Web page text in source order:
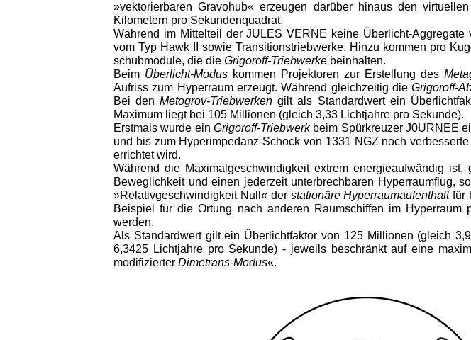
»vektorierbaren Gravohub« erzeugen darüber hinaus den
Kilometern pro Sekundenquadrat.
Während im Mittelteil der JULES VERNE keine Überlicht-
vom Typ Hawk II sowie Transitionstriebwerke. Hinzu kommen pro
schubmodule, die die Grigoroff-Triebwerke beinhalten.
Beim Überlicht-Modus kommen Projektoren zur Erstellung des
Aufriss zum Hyperraum erzeugt. Während gleichzeitig dieGrigoroff-
Bei denMetogrov-Triebwerken gilt als Standardwert ein
Maximum liegt bei 105 Millionen (gleich 3,33 Lichtjahre pro Sekunde).
Erstmals wurde einGrigoroff-Triebwerkbeim Spürkreuzer J0URNEE
und bis zum Hyperimpedanz-Schock von 1331 NGZ noch
errichtet wird.
Während die Maximalgeschwindigkeit extrem energieaufwändig
Beweglichkeit und einen jederzeit unterbrechbaren Hyperraumflug,
»Relativgeschwindigkeit Null« der stationäre Hyperraumaufenthaltfür
Beispiel für die Ortung nach anderen Raumschiffen im Hyperraum
werden.
Als Standardwert gilt ein Überlichtfaktor von 125 Millionen (gleich
6,3425 Lichtjahre pro Sekunde) - jeweils beschränkt auf eine
modifizierter Dimetrans-Modus«.